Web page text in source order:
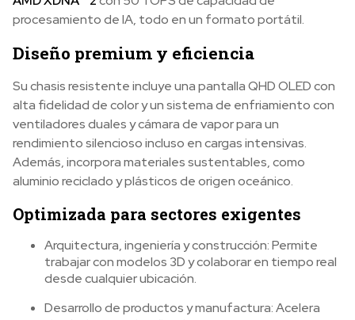
procesamiento de IA, todo en un formato portátil.
Diseño premium y eficiencia
Su chasis resistente incluye una pantalla QHD OLED con
alta fidelidad de color y un sistema de enfriamiento con
ventiladores duales y cámara de vapor para un
rendimiento silencioso incluso en cargas intensivas.
Además, incorpora materiales sustentables, como
aluminio reciclado y plásticos de origen oceánico.
Optimizada para sectores exigentes
Arquitectura, ingeniería y construcción: Permite
trabajar con modelos 3D y colaborar en tiempo real
desde cualquier ubicación.
Desarrollo de productos y manufactura: Acelera